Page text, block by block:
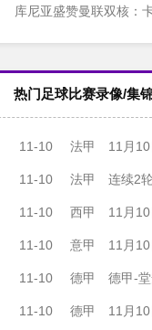
库尼亚盛赞曼联双核：卡塞米
热门足球比赛录像/集
11-10 法甲 11月10日
11-10 法甲 连续2轮绝杀！
11-10 西甲 11月10日
11-10 意甲 11月10日
11-10 德甲 德甲-堂安律
11-10 德甲 11月10日